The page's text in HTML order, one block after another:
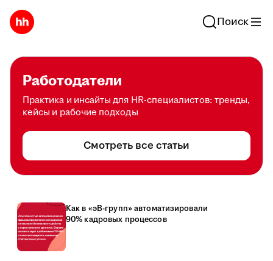
Поиск
Работодатели
Практика и инсайты для HR-специалистов: тренды,
кейсы и рабочие подходы
Смотреть все статьи
Как в «эВ-групп» автоматизировали
90% кадровых процессов